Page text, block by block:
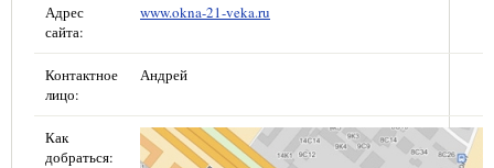
Адрес
сайта:
www.okna-21-veka.ru
Контактное
лицо:
Андрей
Как
добраться: